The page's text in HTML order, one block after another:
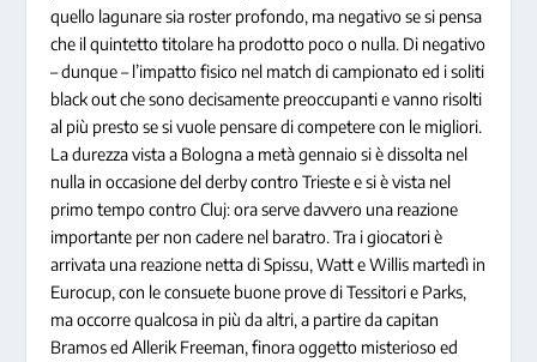
quello lagunare sia roster profondo, ma negativo se si pensa
che il quintetto titolare ha prodotto poco o nulla. Di negativo
– dunque – l’impatto fisico nel match di campionato ed i soliti
black out che sono decisamente preoccupanti e vanno risolti
al più presto se si vuole pensare di competere con le migliori.
La durezza vista a Bologna a metà gennaio si è dissolta nel
nulla in occasione del derby contro Trieste e si è vista nel
primo tempo contro Cluj: ora serve davvero una reazione
importante per non cadere nel baratro. Tra i giocatori è
arrivata una reazione netta di Spissu, Watt e Willis martedì in
Eurocup, con le consuete buone prove di Tessitori e Parks,
ma occorre qualcosa in più da altri, a partire da capitan
Bramos ed Allerik Freeman, finora oggetto misterioso ed